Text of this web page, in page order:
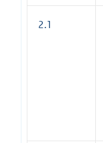
2.1